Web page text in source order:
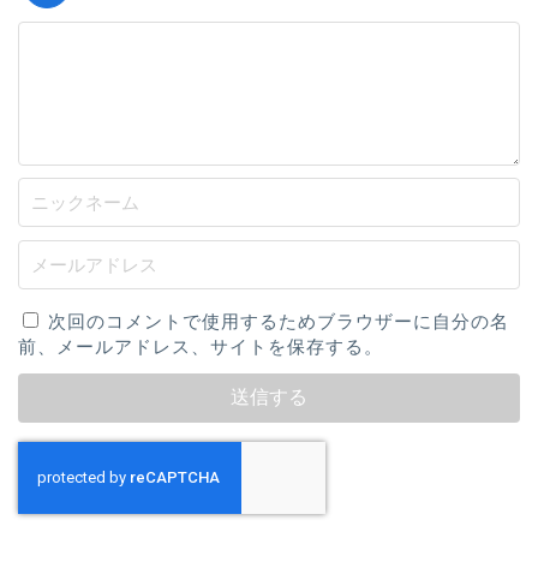
次回のコメントで使用するためブラウザーに自分の名
前、メールアドレス、サイトを保存する。